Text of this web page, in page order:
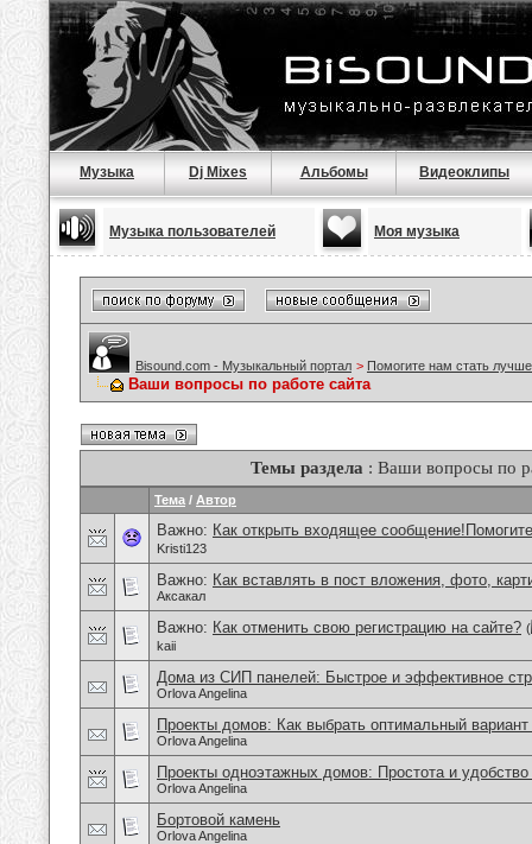
Музыка Dj Mixes Альбомы Видеоклипы
Музыка пользователей Моя музыка
Bisound.com - Музыкальный портал > Помогите нам стать
Ваши вопросы по работе сайта
Темы раздела : Ваши вопросы по
Тема / Автор
Важно: Как открыть входящее
Kristi123
Важно: Как вставлять в пост вложения, фото,
Аксакал
Важно: Как отменить свою регистрацию на сайте? (
kaii
Дома из СИП панелей: Быстрое и эффективное
Orlova Angelina
Проекты домов: Как выбрать оптимальный
Orlova Angelina
Проекты одноэтажных домов: Простота и
Orlova Angelina
Бортовой камень
Orlova Angelina